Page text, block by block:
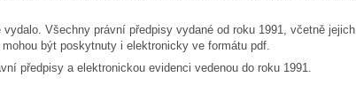
Všechny právní předpisy vydané od roku 1991, včetně jejich
být poskytnuty i elektronicky ve formátu pdf.
předpisy a elektronickou evidenci vedenou do roku 1991.